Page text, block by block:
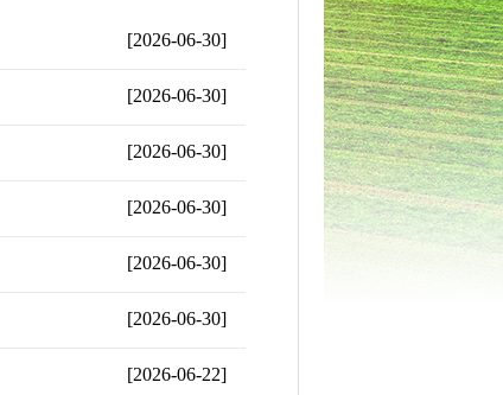
[2026-06-30]
[2026-06-30]
[2026-06-30]
[2026-06-30]
[2026-06-30]
[2026-06-30]
[2026-06-22]